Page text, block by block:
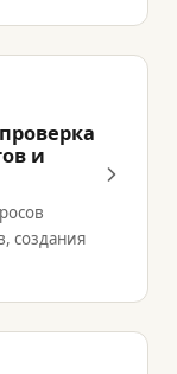
и
создания